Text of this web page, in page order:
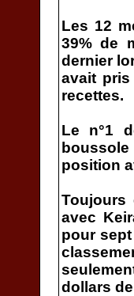
Les 12
39% de
dernier
avait
recettes.
Le n°1
position
Toujours
avec
pour
dollars